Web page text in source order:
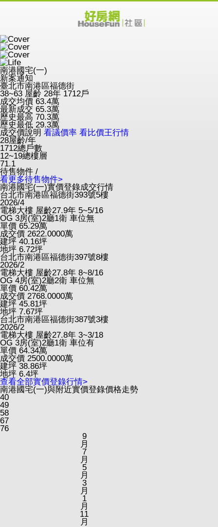
南港國宅(一)
新案通知
臺北市南港區福德街
38~63 屋齡 28年 1712戶
成交均價 63.4萬
最新成交 65.3萬
歷史最高 70.3萬
歷史最低 29.3萬
成交價說明 看議價率 看比價王行情
28屋齡/年
1712總戶數
12~19總樓層
71.1
待售物件 /
看更多待售物件>
南港國宅(一)實價登錄成交行情
台北市南港區福德街393號5樓
2026/4
電梯大樓 屋齡27.9年 5~5/16
OG 3房(室)2廳1衛 車位無
單價 65.29萬
成交價 2622.0000萬
建坪 40.16坪
地坪 6.72坪
台北市南港區福德街397號8樓
2026/2
電梯大樓 屋齡27.8年 8~8/16
OG 4房(室)2廳2衛 車位無
單價 60.42萬
成交價 2768.0000萬
建坪 45.81坪
地坪 7.67坪
台北市南港區福德街387號3樓
2026/2
電梯大樓 屋齡27.8年 3~3/18
OG 3房(室)2廳1衛 車位有
單價 64.34萬
成交價 2500.0000萬
建坪 38.86坪
地坪 6.4坪
查看全部實價登錄行情>
南港國宅(一)與附近實價登錄價格走勢
40
49
58
67
76
9
月
7
月
5
月
3
月
1
月
11
月